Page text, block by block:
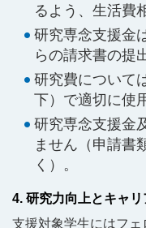
るよう、生活費
研究専念支援金
らの請求書の提
研究費について
下）で適切に使
研究専念支援金
ません（申請書
く）。
4. 研究力向上とキャ
支援対象学生にはフ